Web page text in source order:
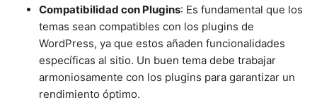
Compatibilidad con Plugins: Es fundamental que los
temas sean compatibles con los plugins de
WordPress, ya que estos añaden funcionalidades
específicas al sitio. Un buen tema debe trabajar
armoniosamente con los plugins para garantizar un
rendimiento óptimo.